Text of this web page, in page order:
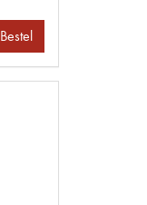
Bestel